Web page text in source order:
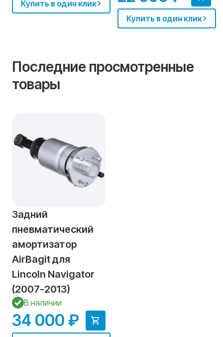
Купить в один клик
Купить в один клик
Последние просмотренные
товары
Задний
пневматический
амортизатор
AirBagit для
Lincoln Navigator
(2007-2013)
В наличии
34 000 ₽